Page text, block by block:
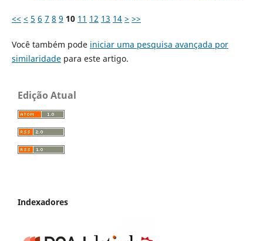
<< < 5 6 7 8 9 10 11 12 13 14 > >>
Você também pode iniciar uma pesquisa avançada por
similaridadepara este artigo.
Edição Atual
Indexadores